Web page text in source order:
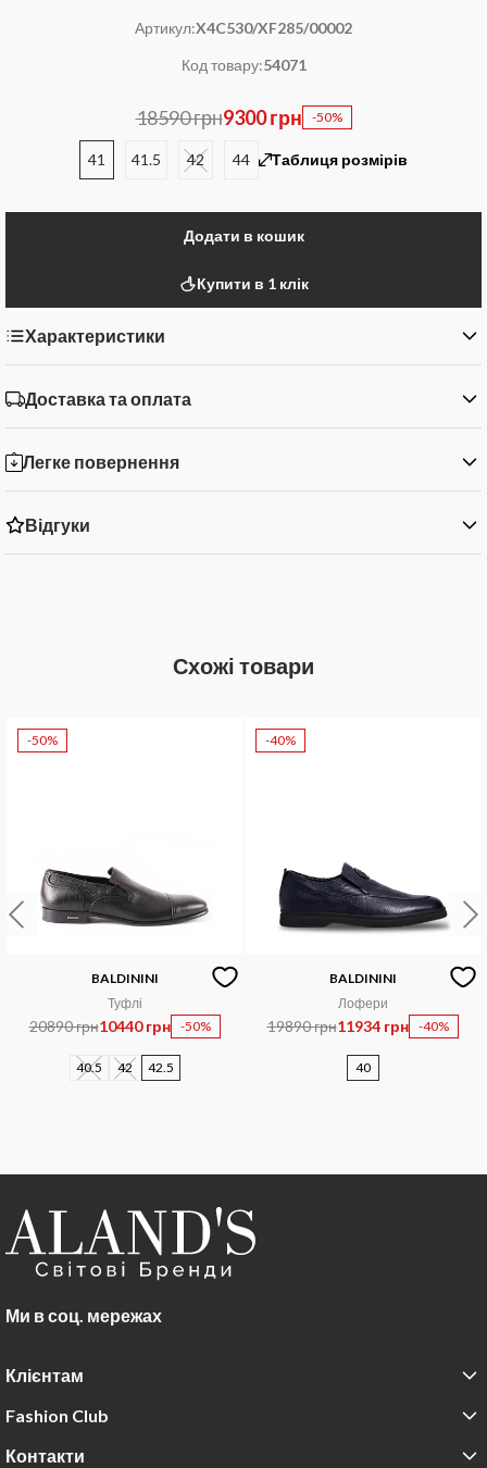
Артикул:X4C530/XF285/00002
Код товару:54071
18590 грн9300 грн -50%
41 41.5 42 44 Таблиця розмірів
Додати в кошик
Купити в 1 клік
Характеристики
Доставка та оплата
Легке повернення
Відгуки
Схожі товари
-50%
BALDININI
Туфлі
20890 грн10440 грн -50%
40.5 42 42.5
-40%
BALDININI
Лофери
19890 грн11934 грн -40%
40
Ми в соц. мережах
Клієнтам
Fashion Club
Контакти